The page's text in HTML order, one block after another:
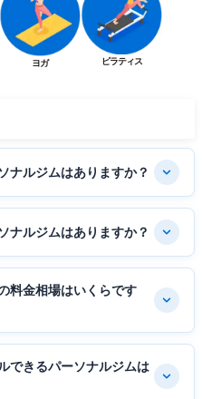
ヨガ ピラティス
ナルジムはありますか？
ナルジムはありますか？
料金相場はいくらです
できるパーソナルジムは